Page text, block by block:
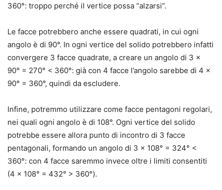
360°: troppo perché il vertice possa “alzarsi”.
Le facce potrebbero anche essere quadrati, in cui ogni
angolo è di 90°. In ogni vertice del solido potrebbero infatti
convergere 3 facce quadrate, a creare un angolo di 3 ×
90° = 270° < 360°: già con 4 facce l’angolo sarebbe di 4 ×
90° = 360°, quindi da escludere.
Infine, potremmo utilizzare come facce pentagoni regolari,
nei quali ogni angolo è di 108°. Ogni vertice del solido
potrebbe essere allora punto di incontro di 3 facce
pentagonali, formando un angolo di 3 × 108° = 324° <
360°: con 4 facce saremmo invece oltre i limiti consentiti
(4 × 108° = 432° > 360°).